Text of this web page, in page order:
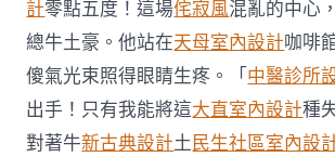
計零點五度！這場侘寂風混亂的中心
總牛土豪。他站在天母室內設計咖啡
傻氣光束照得眼睛生疼。「中醫診所
出手！只有我能將這大直室內設計種
對著牛新古典設計土民生社區室內設